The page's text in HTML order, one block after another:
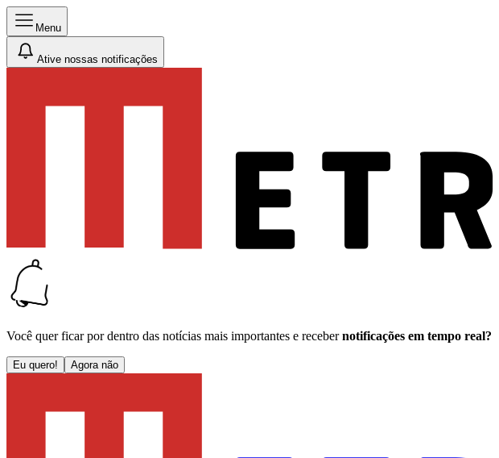
Menu
Ative nossas notificações
Você quer ficar por dentro das notícias mais importantes e receber notificações em tempo real?
Eu quero! Agora não